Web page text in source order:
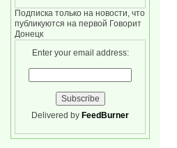
Подписка только на новости, что
публикуются на первой Говорит
Донецк
Enter your email address:
Delivered by FeedBurner